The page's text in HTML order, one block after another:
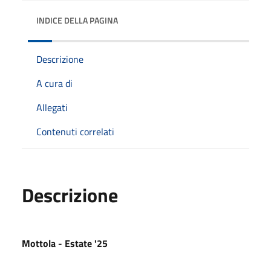
INDICE DELLA PAGINA
Descrizione
A cura di
Allegati
Contenuti correlati
Descrizione
Mottola - Estate '25